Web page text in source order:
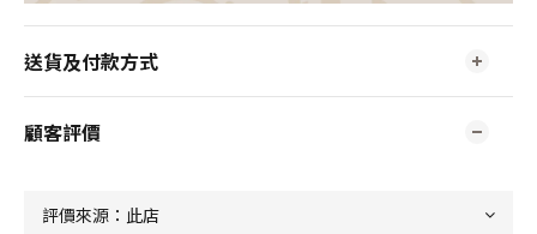
送貨及付款方式
顧客評價